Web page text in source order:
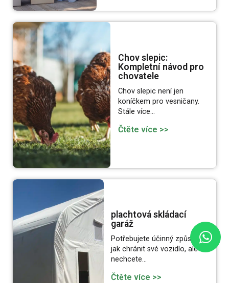
Chov slepic:
Kompletní návod pro
chovatele
Chov slepic není jen
koníčkem pro vesničany.
Stále více…
Čtěte více >>
plachtová skládací
garáž
Potřebujete účinný způsob,
jak chránit své vozidlo, ale
nechcete…
Čtěte více >>